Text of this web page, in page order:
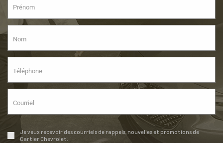
Je veux recevoir des courriels de rappels, nouvelles et promotions de
Cartier Chevrolet.